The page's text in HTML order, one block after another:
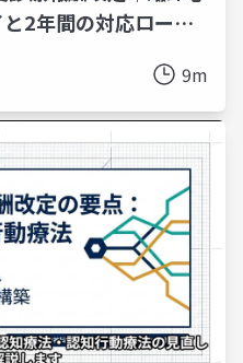
2年間の対応ロード
9m